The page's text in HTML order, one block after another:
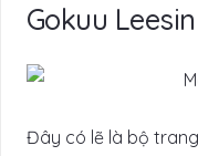
Gokuu Leesin
Đây có lẽ là bộ